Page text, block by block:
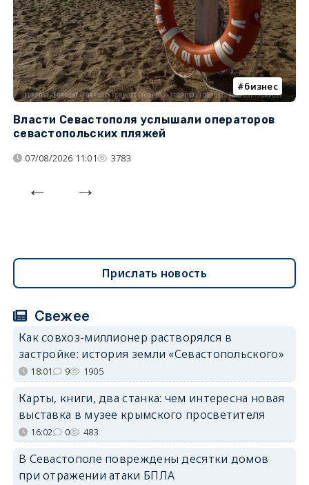
бизнес
Власти Севастополя услышали операторов
севастопольских пляжей
07/08/2026 11:01 3783
Прислать новость
Свежее
Как совхоз-миллионер растворялся в
застройке: история земли «Севастопольского»
18:01 9 1905
Карты, книги, два станка: чем интересна новая
выставка в музее крымского просветителя
16:02 0 483
В Севастополе повреждены десятки домов
при отражении атаки БПЛА